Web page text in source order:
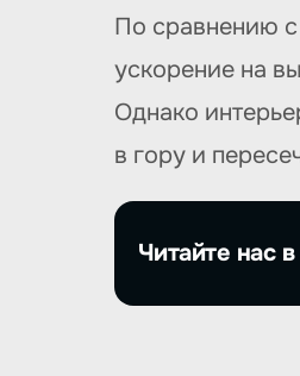
По сравнению с
ускорение на
Однако
в гору и
Читайте нас